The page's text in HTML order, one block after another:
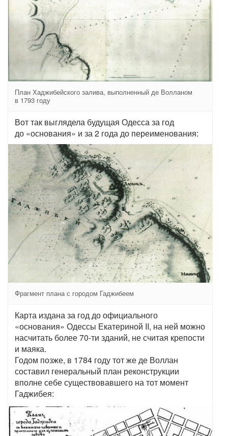
План Хаджибейского залива, выполненный де Волланом
в 1793 году
Вот так выглядела будущая Одесса за год
до «основания» и за 2 года до переименования:
Фрагмент плана с городом Гаджибеем
Карта издана за год до официального
«основания» Одессы Екатериной II, на ней можно
насчитать более 70-ти зданий, не считая крепости
и маяка.
Годом позже, в 1784 году тот же де Воллан
составил генеральный план реконструкции
вполне себе существовавшего на тот момент
Гаджибея: